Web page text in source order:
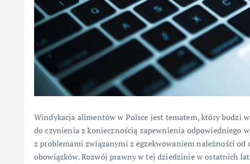
Windykacja alimentów w Polsce jest tematem, który budzi
do czynienia z koniecznością zapewnienia odpowiedniego
z problemami związanymi z egzekwowaniem należności od
obowiązków. Rozwój prawny w tej dziedzinie w ostatnich